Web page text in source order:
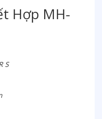
Hợp MH-
S